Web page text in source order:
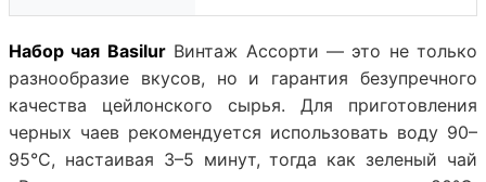
Набор чая BasilurВинтаж Ассорти — это не только
разнообразие вкусов, но и гарантия безупречного
качества цейлонского сырья. Для приготовления
черных чаев рекомендуется использовать воду 90–
95°C, настаивая 3–5 минут, тогда как зеленый чай